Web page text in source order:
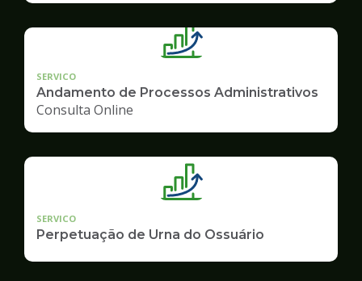
SERVICO
Andamento de Processos Administrativos
Consulta Online
SERVICO
Perpetuação de Urna do Ossuário